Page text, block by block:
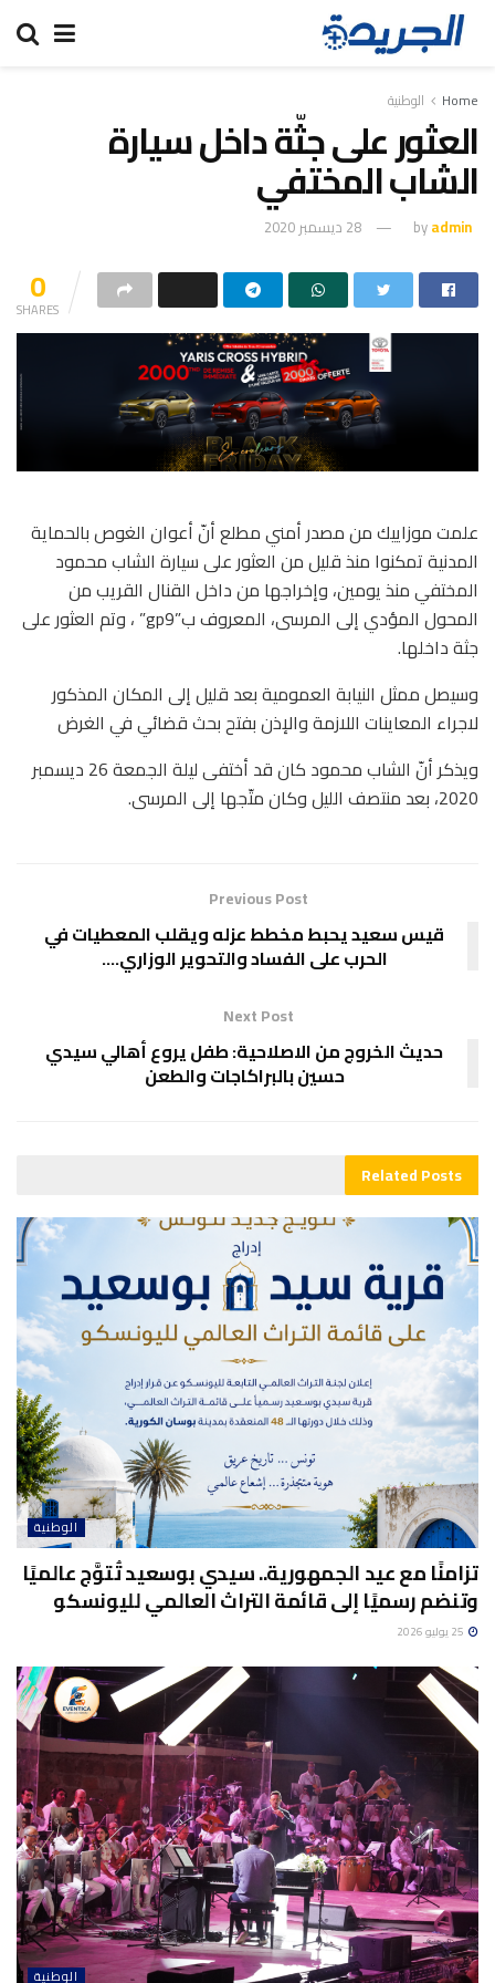
Home الوطنية
العثور على جثّة داخل سيارة
الشاب المختفي
byadmin 28 ديسمبر 2020
0
SHARES
علمت موزاييك من مصدر أمني مطلع أنّ أعوان الغوص بالحماية
المدنية تمكنوا منذ قليل من العثور على سيارة الشاب محمود
المختفي منذ يومين، وإخراجها من داخل القنال القريب من
المحول المؤدي إلى المرسى، المعروف ب”gp9” ، وتم العثور على
جثة داخلها.
وسيصل ممثل النيابة العمومية بعد قليل إلى المكان المذكور
لاجراء المعاينات اللازمة والإذن بفتح بحث قضائي في الغرض
ويذكر أنّ الشاب محمود كان قد أختفى ليلة الجمعة 26 ديسمبر
2020، بعد منتصف الليل وكان متّجها إلى المرسى.
Previous Post
قيس سعيد يحبط مخطط عزله ويقلب المعطيات في
الحرب على الفساد والتحوير الوزاري….
Next Post
حديث الخروج من الاصلاحية: طفل يروع أهالي سيدي
حسين بالبراكاجات والطعن
RelatedPosts
الوطنية
تزامنًا مع عيد الجمهورية.. سيدي بوسعيد تُتوَّج عالميًا
وتنضم رسميًا إلى قائمة التراث العالمي لليونسكو
الوطنية